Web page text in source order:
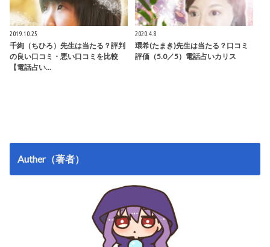
2019.10.25
千絢（ちひろ）先生は当たる？評判
の良い口コミ・悪い口コミを比較
【電話占い…
2020.4.8
環希(たまき)先生は当たる？口コミ
評価（5.0／5）電話占いカリス
Auther（著者）